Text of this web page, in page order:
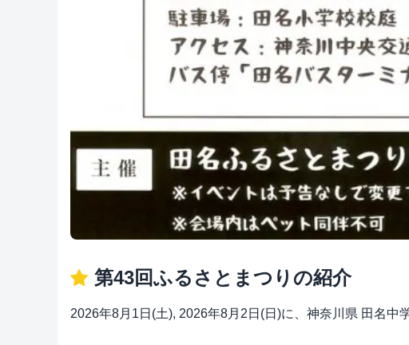
第43回ふるさとまつりの紹介
2026年8月1日(土), 2026年8月2日(日)に、神奈川県 田名中